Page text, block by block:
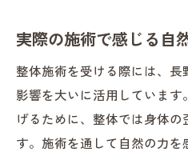
健康的な生活をサ
整体を経験した人
生理痛による頭痛を整
の実体験
整体が生理痛に与
実際の施術で感じる自
整体施術を受ける際には、
影響を大いに活用しています
げるために、整体では身体
す。施術を通して自然の力を